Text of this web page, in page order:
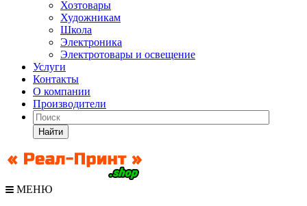
Хозтовары
Художникам
Школа
Электроника
Электротовары и освещение
Услуги
Контакты
О компании
Производители
Найти
МЕНЮ